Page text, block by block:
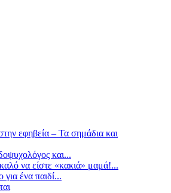
εφηβεία – Τα σημάδια και
και...
να είστε «κακιά» μαμά!...
ένα παιδί...